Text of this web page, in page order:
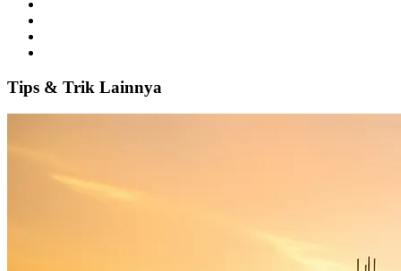
Tips & Trik Lainnya